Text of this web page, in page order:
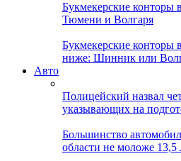
Букмекерские конторы
Тюмени и Волгаря
Букмекерские конторы
ниже: Шинник или
Авто
Полицейский назвал
указывающих на
Большинство
области не моложе 13,5